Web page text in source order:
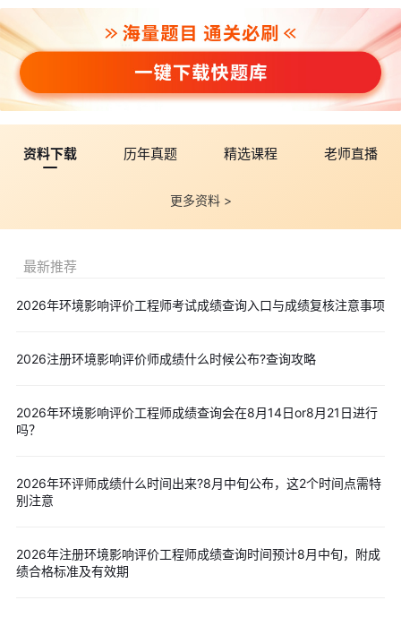
成绩公布初期，由于查询人数较多，可能会导致中国人事考试
网出现短暂的拥堵或卡顿现象。
(三)保存查询结果
考生在查询到成绩后，建议将成绩页面进行截图或打印，以备
后续需要时使用。例如，在申请复核、办理证书等相关事宜时，可
能需要提供成绩证明。
三、环评师合格分数线与成绩有效期规则
环评师各科目执行固定合格标准，合格分值为单科卷面总分的
目的人员，必须在单次考试年度内通过两门科目，才算整体考试合
格，具备后续申领资格证书的基础条件。
起三十个自然日内，按照当地人事考试相关要求提交成绩复核申
查询验证电子证书，电子证书与纸质证书具有同等法律效力。部分
城市试点证书直邮服务，未申请直邮的合格人员需密切关注当地人
书是从事环境影响评价工作的必备资质，考生应妥善保管。
五、环评师查询注意事项
资料下载 历年真题 精选课程 老师直播
更多资料 >
最新推荐
2026年环境影响评价工程师考试成绩查询入口与成绩复核注意事项
2026注册环境影响评价师成绩什么时候公布?查询攻略
2026年环境影响评价工程师成绩查询会在8月14日or8月21日进行
吗？
2026年环评师成绩什么时间出来?8月中旬公布，这2个时间点需特
别注意
2026年注册环境影响评价工程师成绩查询时间预计8月中旬，附成
绩合格标准及有效期